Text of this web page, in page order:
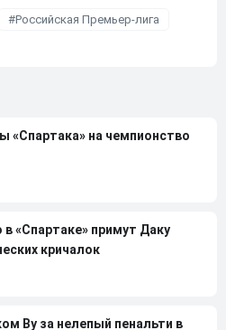
Российская Премьер-лига
«Спартака» на чемпионство
в «Спартаке» примут Даку
кричалок
Ву за нелепый пенальти в